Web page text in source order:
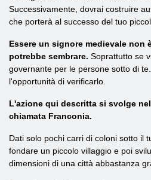
Successivamente, dovrai costruire
che porterà al successo del tuo
Essere un signore medievale non
potrebbe sembrare. Soprattutto se
governante per le persone sotto di
l'opportunità di verificarlo.
L'azione qui descritta si svolge
chiamata Franconia.
Dati solo pochi carri di coloni sotto il
fondare un piccolo villaggio e poi
dimensioni di una città abbastanza